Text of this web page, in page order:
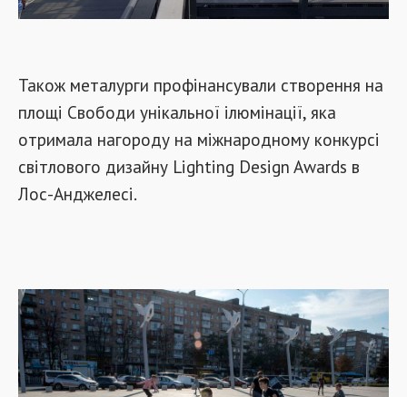
Також металурги профінансували створення на
площі Свободи унікальної ілюмінації, яка
отримала нагороду на міжнародному конкурсі
світлового дизайну Lighting Design Awards в
Лос-Анджелесі.